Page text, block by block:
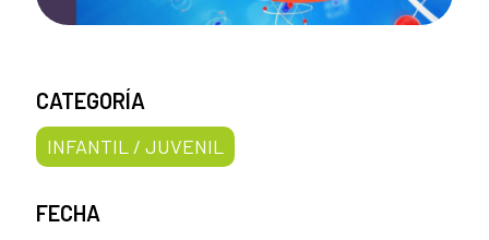
CATEGORÍA
INFANTIL / JUVENIL
FECHA